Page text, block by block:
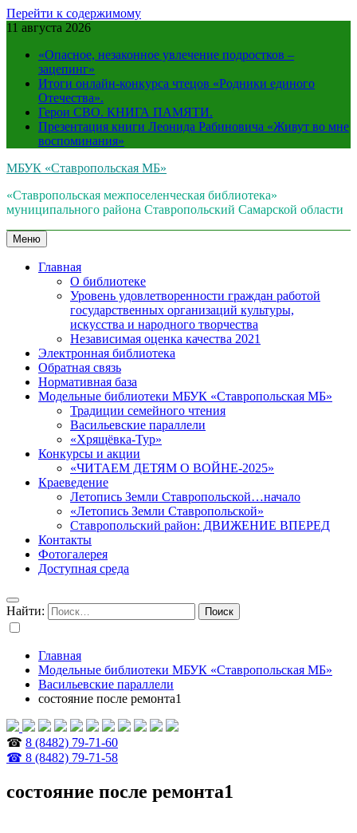
Перейти к содержимому
11 августа 2026
«Опасное, незаконное увлечение подростков –
зацепинг»
Итоги онлайн-конкурса чтецов «Родники единого
Отечества».
Герои СВО. КНИГА ПАМЯТИ.
Презентация книги Леонида Рабиновича «Живут во мне
воспоминания»
МБУК «Ставропольская МБ»
«Ставропольская межпоселенческая библиотека»
муниципального района Ставропольский Самарской области
Меню
Главная
О библиотеке
Уровень удовлетворенности граждан работой
государственных организаций культуры,
искусства и народного творчества
Независимая оценка качества 2021
Электронная библиотека
Обратная связь
Нормативная база
Модельные библиотеки МБУК «Ставропольская МБ»
Традиции семейного чтения
Васильевские параллели
«Хрящёвка-Тур»
Конкурсы и акции
«ЧИТАЕМ ДЕТЯМ О ВОЙНЕ-2025»
Краеведение
Летопись Земли Ставропольской…начало
«Летопись Земли Ставропольской»
Ставропольский район: ДВИЖЕНИЕ ВПЕРЕД
Контакты
Фотогалерея
Доступная среда
Найти:
Главная
Модельные библиотеки МБУК «Ставропольская МБ»
Васильевские параллели
состояние после ремонта1
☎ 8 (8482) 79-71-60
☎ 8 (8482) 79-71-58
состояние после ремонта1